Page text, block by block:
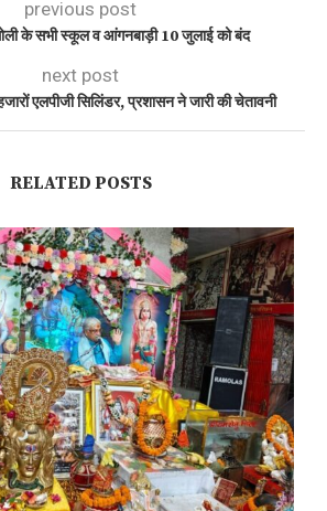
previous post
के सभी स्कूल व आंगनबाड़ी 10 जुलाई को बंद
next post
एलपीजी सिलिंडर, प्रशासन ने जारी की चेतावनी
RELATED POSTS